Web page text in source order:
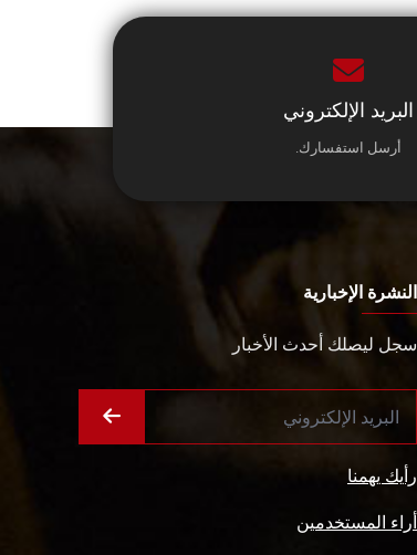
البريد الإلكتروني
أرسل استفسارك.
النشرة الإخبارية
سجل ليصلك أحدث الأخبار
رأيك يهمنا
أراء المستخدمين